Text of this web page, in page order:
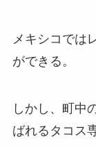
メキシコでは
ができる。
しかし、町中
ばれるタコス